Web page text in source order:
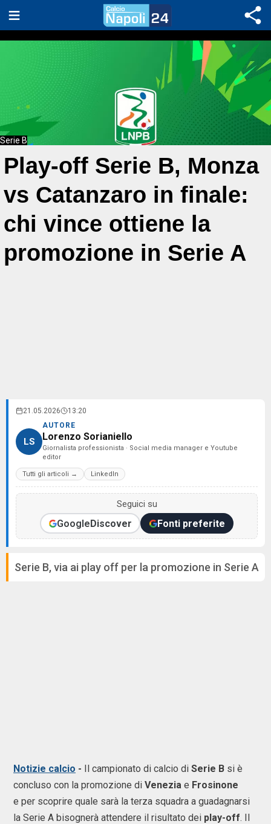
Serie B
Play-off Serie B, Monza
vs Catanzaro in finale:
chi vince ottiene la
promozione in Serie A
21.05.2026 13:20
LS
AUTORE
Lorenzo Sorianiello
Giornalista professionista · Social media manager e Youtube
editor
Tutti gli articoli → LinkedIn
Seguici su
GoogleDiscover Fonti preferite
Serie B, via ai play off per la promozione in Serie A
Notizie calcio - Il campionato di calcio di Serie B si è
concluso con la promozione di Venezia e Frosinone
e per scoprire quale sarà la terza squadra a guadagnarsi
la Serie A bisognerà attendere il risultato dei play-off. Il